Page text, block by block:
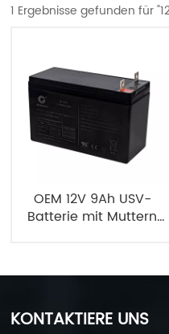
1 Ergebnisse gefunden für
OEM 12V 9Ah USV-
Batterie mit Muttern
KONTAKTIERE UNS